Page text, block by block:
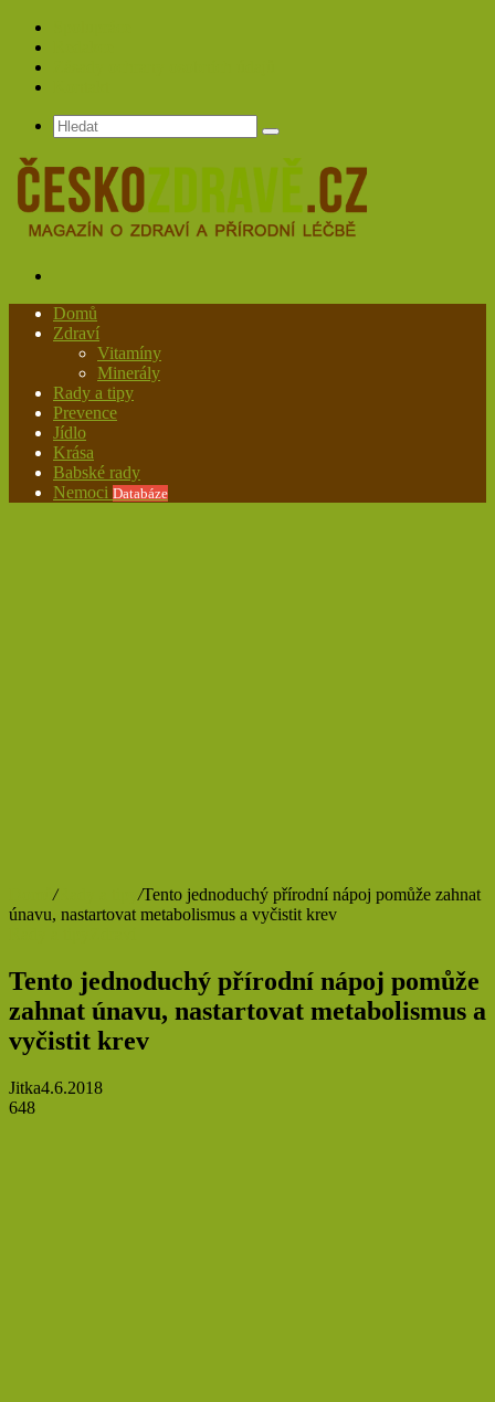
Hledat
Domů
Zdraví
Vitamíny
Minerály
Rady a tipy
Prevence
Jídlo
Krása
Babské rady
Nemoci Databáze
/Rady a tipy /Tento jednoduchý přírodní nápoj pomůže zahnat
únavu, nastartovat metabolismus a vyčistit krev
Tento jednoduchý přírodní nápoj pomůže
zahnat únavu, nastartovat metabolismus a
vyčistit krev
Jitka4.6.2018
648